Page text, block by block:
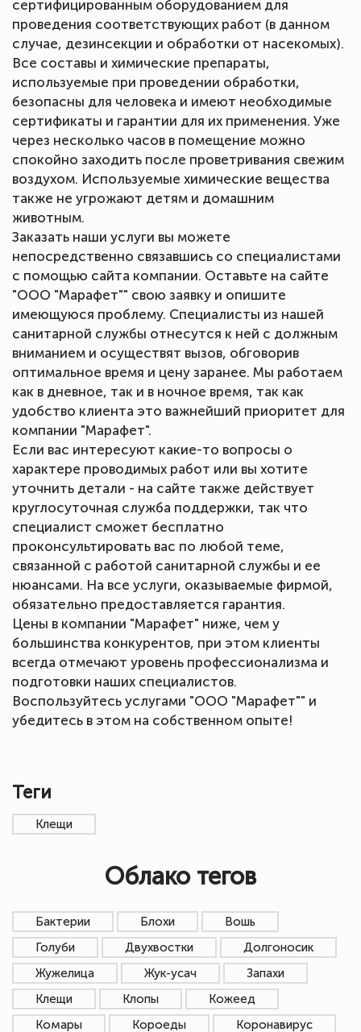
сертифицированным оборудованием для
проведения соответствующих работ (в данном
случае, дезинсекции и обработки от насекомых).
Все составы и химические препараты,
используемые при проведении обработки,
безопасны для человека и имеют необходимые
сертификаты и гарантии для их применения. Уже
через несколько часов в помещение можно
спокойно заходить после проветривания свежим
воздухом. Используемые химические вещества
также не угрожают детям и домашним
животным.
Заказать наши услуги вы можете
непосредственно связавшись со специалистами
с помощью сайта компании. Оставьте на сайте
"ООО "Марафет"" свою заявку и опишите
имеющуюся проблему. Специалисты из нашей
санитарной службы отнесутся к ней с должным
вниманием и осуществят вызов, обговорив
оптимальное время и цену заранее. Мы работаем
как в дневное, так и в ночное время, так как
удобство клиента это важнейший приоритет для
компании "Марафет".
Если вас интересуют какие-то вопросы о
характере проводимых работ или вы хотите
уточнить детали - на сайте также действует
круглосуточная служба поддержки, так что
специалист сможет бесплатно
проконсультировать вас по любой теме,
связанной с работой санитарной службы и ее
нюансами. На все услуги, оказываемые фирмой,
обязательно предоставляется гарантия.
Цены в компании "Марафет" ниже, чем у
большинства конкурентов, при этом клиенты
всегда отмечают уровень профессионализма и
подготовки наших специалистов.
Воспользуйтесь услугами "ООО "Марафет"" и
убедитесь в этом на собственном опыте!
Теги
Клещи
Облако тегов
Бактерии Блохи
Вошь
Голуби
Двухвостки
Долгоносик
Жужелица
Жук-усач
Запахи
Клещи
Клопы
Кожеед
Комары
Короеды
Коронавирус